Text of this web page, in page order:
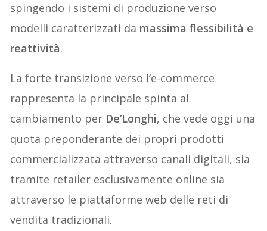
spingendo i sistemi di produzione verso
modelli caratterizzati da massima flessibilità e
reattività.
La forte transizione verso l’e-commerce
rappresenta la principale spinta al
cambiamento per De’Longhi, che vede oggi una
quota preponderante dei propri prodotti
commercializzata attraverso canali digitali, sia
tramite retailer esclusivamente online sia
attraverso le piattaforme web delle reti di
vendita tradizionali.